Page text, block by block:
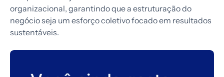
organizacional, garantindo que a estruturação do
negócio seja um esforço coletivo focado em resultados
sustentáveis.